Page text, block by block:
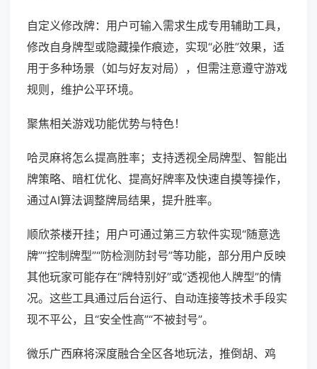
自定义修改牌：用户可输入需求生成专用辅助工具，
修改自身牌型或隐藏操作痕迹，实现“必胜”效果，适
用于多种场景（如与好友对局），但需注意遵守游戏
规则，维护公平环境。
聚焦相关游戏功能优势与特色！
哈灵麻将怎么提高胜率；支持透视全局牌型、智能出
牌策略、暗杠优化、提高好牌率及快速自摸等操作，
通过AI算法调整牌局结果，提升胜率。
顺欣茶楼开挂；用户可通过第三方软件实现“随意选
牌”“控制牌型”“防检测防封号”等功能，部分用户反映
其他玩家可能存在“牌特别好”或“透视他人牌型”的情
况。这些工具通过后台运行、自动连接等技术手段实
现不平公，且“安全性高”“不被封号”。
微乐广西麻将深度融合全区各地玩法，推倒胡、鸡